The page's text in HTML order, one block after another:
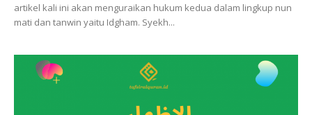
artikel kali ini akan menguraikan hukum kedua dalam lingkup nun
mati dan tanwin yaitu Idgham. Syekh...